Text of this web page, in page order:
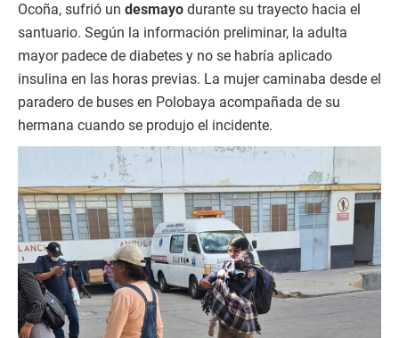
Ocoña, sufrió un desmayo durante su trayecto hacia el
santuario. Según la información preliminar, la adulta
mayor padece de diabetes y no se habría aplicado
insulina en las horas previas. La mujer caminaba desde el
paradero de buses en Polobaya acompañada de su
hermana cuando se produjo el incidente.